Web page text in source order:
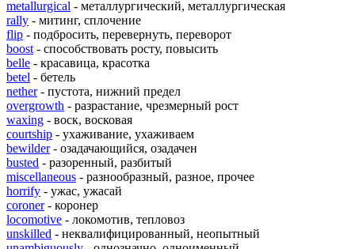
metallurgical - металлургический, металлургическая
rally - митинг, сплочение
flip - подбросить, перевернуть, переворот
boost - способствовать росту, повысить
belle - красавица, красотка
betel - бетель
nether- пустота, нижний предел
overgrowth - разрастание, чрезмерный рост
waxing - воск, восковая
courtship - ухаживание, ухаживаем
bewilder- озадачающийся, озадачен
busted - разоренный, разбитый
miscellaneous - разнообразный, разное, прочее
horrify - ужас, ужасай
coroner- коронер
locomotive - локомотив, тепловоз
unskilled - неквалифицированный, неопытный